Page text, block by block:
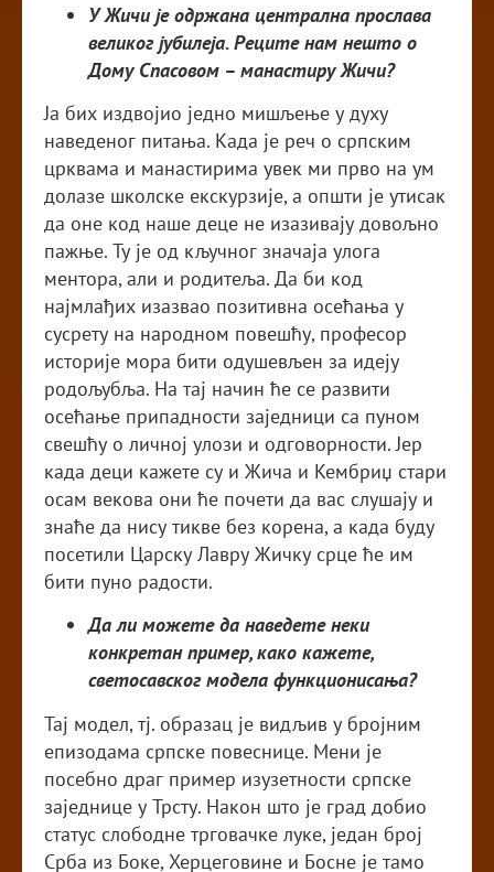
У Жичи је одржана централна прослава
великог јубилеја. Реците нам нешто о
Дому Спасовом – манастиру Жичи?
Ја бих издвојио једно мишљење у духу
наведеног питања. Када је реч о српским
црквама и манастирима увек ми прво на ум
долазе школске екскурзије, а општи је утисак
да оне код наше деце не изазивају довољно
пажње. Ту је од кључног значаја улога
ментора, али и родитеља. Да би код
најмлађих изазвао позитивна осећања у
сусрету на народном повешћу, професор
историје мора бити одушевљен за идеју
родољубља. На тај начин ће се развити
осећање припадности заједници са пуном
свешћу о личној улози и одговорности. Јер
када деци кажете су и Жича и Кембриџ стари
осам векова они ће почети да вас слушају и
знаће да нису тикве без корена, а када буду
посетили Царску Лавру Жичку срце ће им
бити пуно радости.
Да ли можете да наведете неки
конкретан пример, како кажете,
светосавског модела функционисања?
Тај модел, тј. образац је видљив у бројним
епизодама српске повеснице. Мени је
посебно драг пример изузетности српске
заједнице у Трсту. Након што је град добио
статус слободне трговачке луке, један број
Срба из Боке, Херцеговине и Босне је тамо